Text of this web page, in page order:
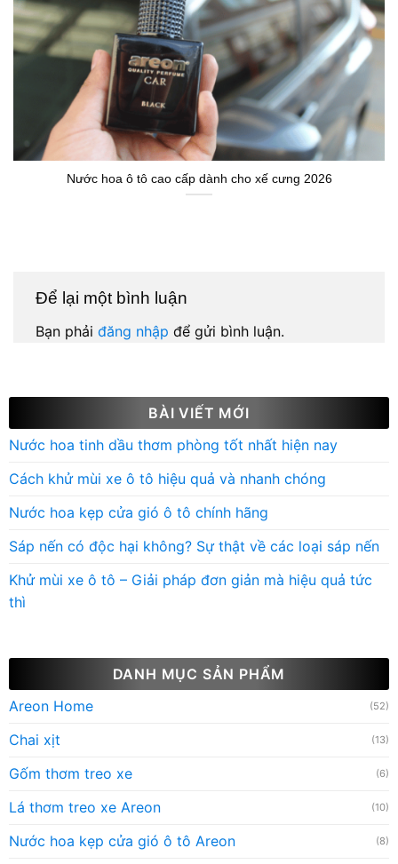
Nước hoa ô tô cao cấp dành cho xế cưng 2026
Để lại một bình luận
Bạn phải đăng nhập để gửi bình luận.
BÀI VIẾT MỚI
Nước hoa tinh dầu thơm phòng tốt nhất hiện nay
Cách khử mùi xe ô tô hiệu quả và nhanh chóng
Nước hoa kẹp cửa gió ô tô chính hãng
Sáp nến có độc hại không? Sự thật về các loại sáp nến
Khử mùi xe ô tô – Giải pháp đơn giản mà hiệu quả tức
thì
DANH MỤC SẢN PHẨM
Areon Home
(52)
Chai xịt (13)
Gốm thơm treo xe (6)
Lá thơm treo xe Areon (10)
Nước hoa kẹp cửa gió ô tô Areon (8)